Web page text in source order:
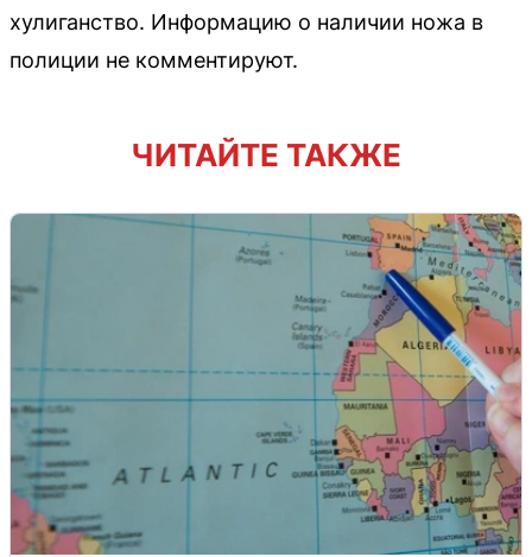
хулиганство. Информацию о наличии ножа в
полиции не комментируют.
ЧИТАЙТЕ ТАКЖЕ